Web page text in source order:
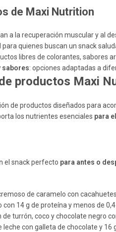
de Maxi Nutrition
a la recuperación muscular y al
para quienes buscan un snack
libres de colorantes, sabores
sabores: opciones adaptadas a
productos Maxi
de productos diseñados para
los nutrientes esenciales para
el snack perfecto para antes o
de caramelo con
con 14 g de proteína y menos de
de turrón, coco y chocolate negro
leche con galleta de chocolate y 16